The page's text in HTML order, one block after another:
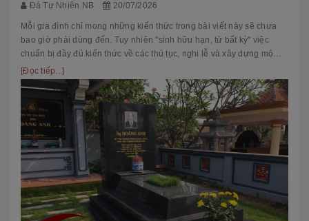
Đá Tự Nhiên NB 20/07/2026
Mỗi gia đình chỉ mong những kiến thức trong bài viết này sẽ chưa
bao giờ phải dùng đến. Tuy nhiên "sinh hữu hạn, tử bất kỳ" việc
chuẩn bị đầy đủ kiến thức về các thủ tục, nghi lễ và xây dựng mộ
phầ...
[Đọc tiếp...]